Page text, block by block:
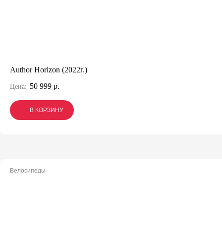
Author Horizon (2022г.)
Цена: 50 999 р.
В КОРЗИНУ
В КОРЗИНУ
В КОРЗИНУ
Велосипеды